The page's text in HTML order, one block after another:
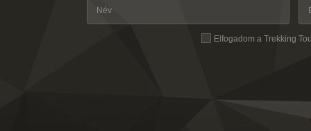
Elfogadom a Trekking